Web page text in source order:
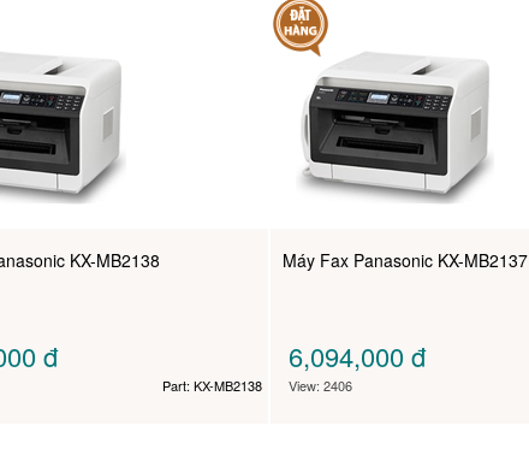
KX-MB2138
đ
Part: KX-MB2138
Máy Fax Panasonic KX-MB2137
6,094,000đ
View: 2406